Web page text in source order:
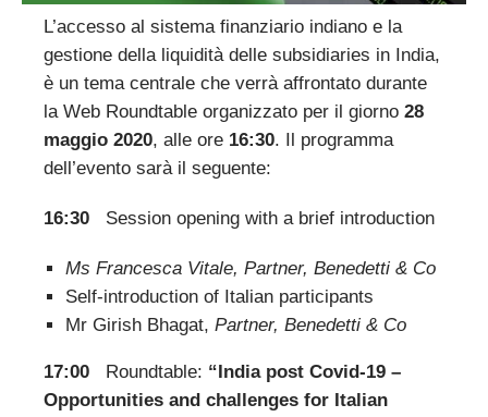
L’accesso al sistema finanziario indiano e la
gestione della liquidità delle subsidiaries in India,
è un tema centrale che verrà affrontato durante
la Web Roundtable organizzato per il giorno 28
maggio 2020, alle ore 16:30. Il programma
dell’evento sarà il seguente:
16:30Session opening with a brief introduction
Ms Francesca Vitale, Partner, Benedetti & Co
Self-introduction of Italian participants
Mr Girish Bhagat, Partner, Benedetti & Co
17:00 Roundtable: “India post Covid-19 –
Opportunities and challenges for Italian